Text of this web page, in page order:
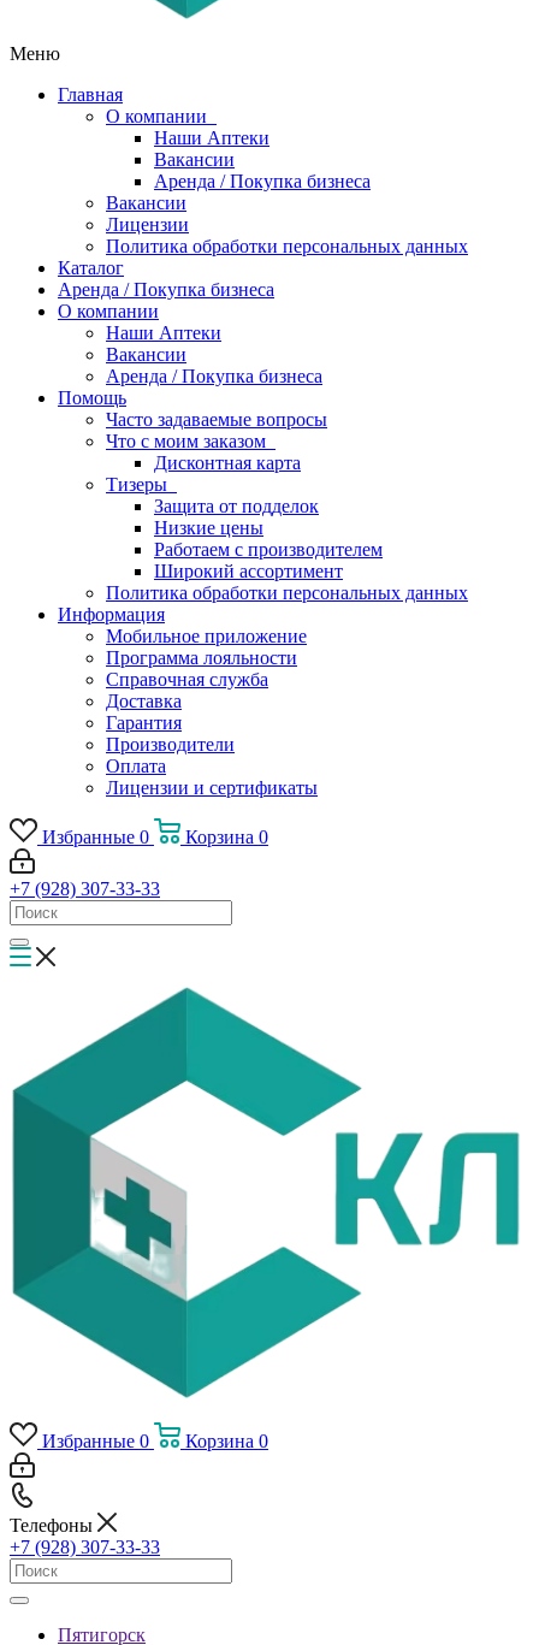
Меню
Главная
О компании
Наши Аптеки
Вакансии
Аренда / Покупка бизнеса
Вакансии
Лицензии
Политика обработки персональных данных
Каталог
Аренда / Покупка бизнеса
О компании
Наши Аптеки
Вакансии
Аренда / Покупка бизнеса
Помощь
Часто задаваемые вопросы
Что с моим заказом
Дисконтная карта
Тизеры
Защита от подделок
Низкие цены
Работаем с производителем
Широкий ассортимент
Политика обработки персональных данных
Информация
Мобильное приложение
Программа лояльности
Справочная служба
Доставка
Гарантия
Производители
Оплата
Лицензии и сертификаты
Избранные 0 Корзина 0
+7 (928) 307-33-33
Избранные 0 Корзина 0
Телефоны
+7 (928) 307-33-33
Пятигорск